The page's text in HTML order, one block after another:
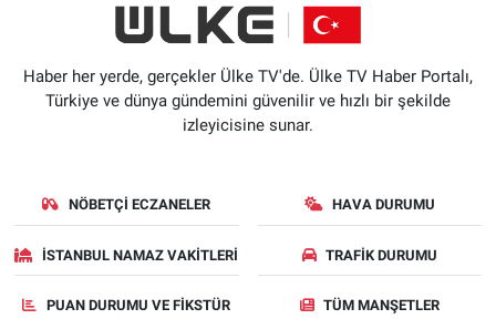
Haber her yerde, gerçekler Ülke TV'de. Ülke TV Haber Portalı,
Türkiye ve dünya gündemini güvenilir ve hızlı bir şekilde
izleyicisine sunar.
NÖBETÇI ECZANELER HAVA DURUMU
İSTANBUL NAMAZ VAKITLERI TRAFIK DURUMU
PUAN DURUMU VE FIKSTÜR TÜM MANŞETLER